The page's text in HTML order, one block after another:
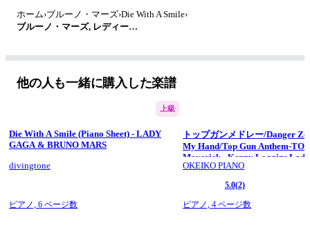
ホーム›ブルーノ・マーズ›Die With A Smile›
ブルーノ・マーズ, レディー・ガガ - Die With A Smile by sunnybr
他の人も一緒に購入した楽譜
上級
Die With A Smile (Piano Sheet) - LADY
GAGA & BRUNO MARS
divingtone
ピアノ, 6 ページ数
トップガンメドレー/Danger
My Hand/Top Gun Anthem-
Maverick - Kenny
Harold Faltermeyer
OKEIKO PIANO
5.0(2)
ピアノ,4 ページ数